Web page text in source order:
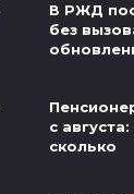
В РЖД
без
с
сколько